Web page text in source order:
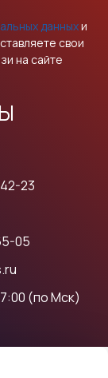
данныхи
свои
на сайте
23
05
(по Мск)